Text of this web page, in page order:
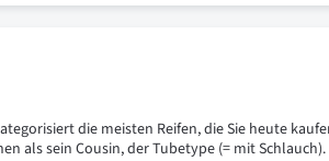
die meisten Reifen, die Sie heute
als sein Cousin, der Tubetype (= mit Schlauch).